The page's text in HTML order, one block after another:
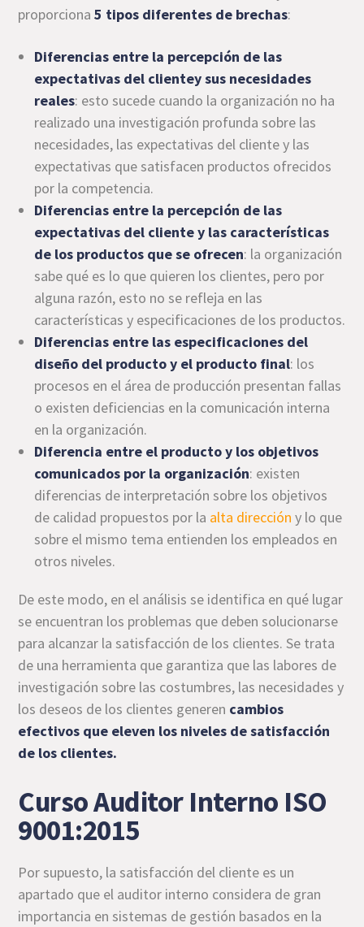
proporciona 5 tipos diferentes de brechas:
Diferencias entre la percepción de las
expectativas del clientey sus necesidades
reales: esto sucede cuando la organización no ha
realizado una investigación profunda sobre las
necesidades, las expectativas del cliente y las
expectativas que satisfacen productos ofrecidos
por la competencia.
Diferencias entre la percepción de las
expectativas del cliente y las características
de los productos que se ofrecen: la organización
sabe qué es lo que quieren los clientes, pero por
alguna razón, esto no se refleja en las
características y especificaciones de los productos.
Diferencias entre las especificaciones del
diseño del producto y el producto final: los
procesos en el área de producción presentan fallas
o existen deficiencias en la comunicación interna
en la organización.
Diferencia entre el producto y los objetivos
comunicados por la organización: existen
diferencias de interpretación sobre los objetivos
de calidad propuestos por la alta dirección y lo que
sobre el mismo tema entienden los empleados en
otros niveles.
De este modo, en el análisis se identifica en qué lugar
se encuentran los problemas que deben solucionarse
para alcanzar la satisfacción de los clientes. Se trata
de una herramienta que garantiza que las labores de
investigación sobre las costumbres, las necesidades y
los deseos de los clientes generen cambios
efectivos que eleven los niveles de satisfacción
de los clientes.
Curso Auditor Interno ISO
9001:2015
Por supuesto, la satisfacción del cliente es un
apartado que el auditor interno considera de gran
importancia en sistemas de gestión basados en la